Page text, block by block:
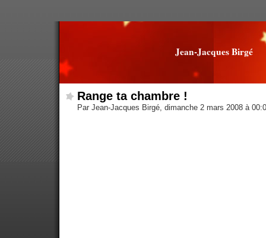
Jean-Jacques Birgé
Range ta chambre !
Par Jean-Jacques Birgé, dimanche 2 mars 2008 à